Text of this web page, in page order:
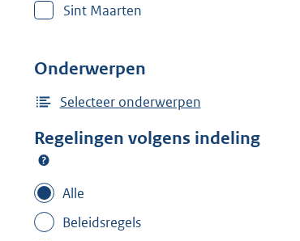
Sint Maarten
Onderwerpen
Selecteer onderwerpen
Regelingen volgens indeling
Alle
Beleidsregels